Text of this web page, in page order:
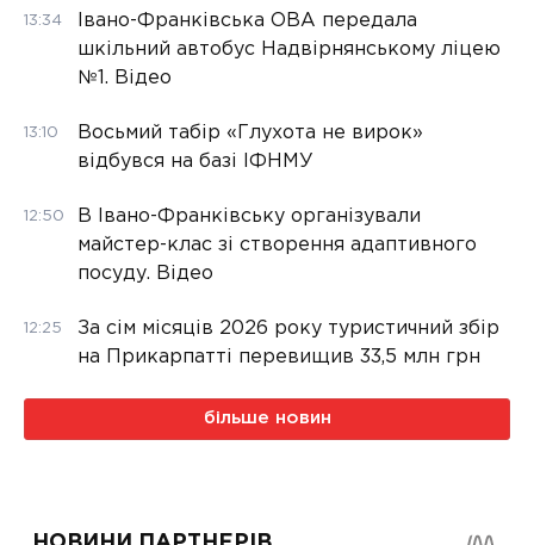
13:34
Івано-Франківська ОВА передала
шкільний автобус Надвірнянському ліцею
№1. Відео
13:10
Восьмий табір «Глухота не вирок»
відбувся на базі ІФНМУ
12:50
В Івано-Франківську організували
майстер-клас зі створення адаптивного
посуду. Відео
12:25
За сім місяців 2026 року туристичний збір
на Прикарпатті перевищив 33,5 млн грн
більше новин